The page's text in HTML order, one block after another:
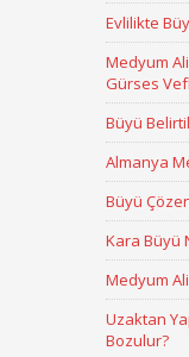
Evlilikte
Medyum
Gürses
Büyü
Almanya
Büyü
Kara Büyü
Medyum
Uzaktan
Bozulur?